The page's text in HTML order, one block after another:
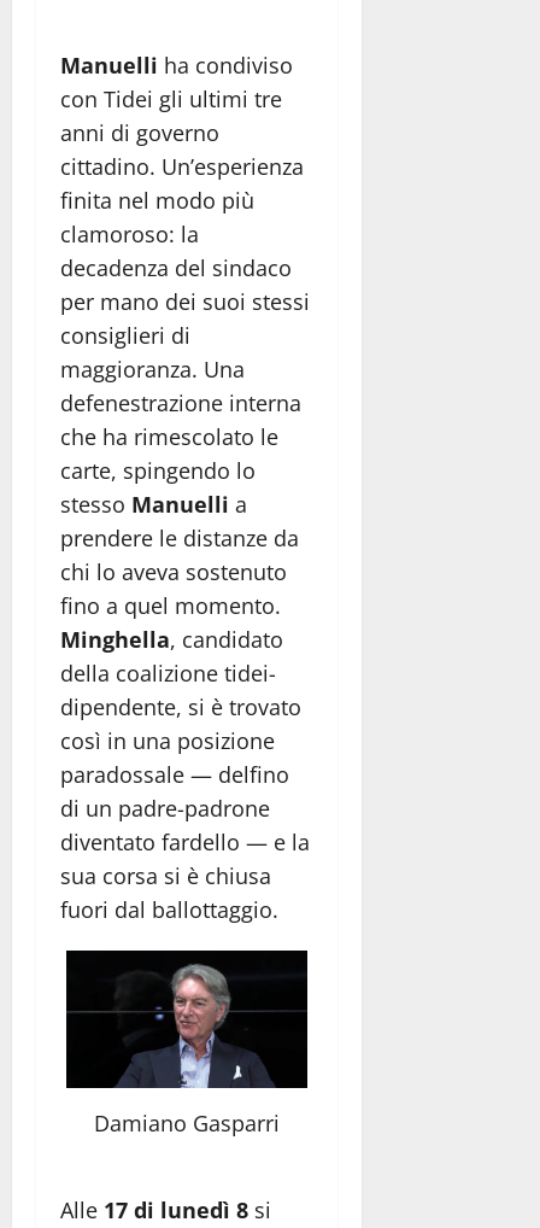
Manuelli ha condiviso
con Tidei gli ultimi tre
anni di governo
cittadino. Un’esperienza
finita nel modo più
clamoroso: la
decadenza del sindaco
per mano dei suoi stessi
consiglieri di
maggioranza. Una
defenestrazione interna
che ha rimescolato le
carte, spingendo lo
stesso Manuelli a
prendere le distanze da
chi lo aveva sostenuto
fino a quel momento.
Minghella, candidato
della coalizione tidei-
dipendente, si è trovato
così in una posizione
paradossale — delfino
di un padre-padrone
diventato fardello — e la
sua corsa si è chiusa
fuori dal ballottaggio.
Damiano Gasparri
Alle 17 di lunedì 8 si